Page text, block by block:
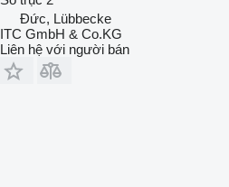
Đức, Lübbecke
ITC GmbH & Co.KG
Liên hệ với người bán